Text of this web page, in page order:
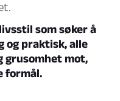
som søker å
og praktisk, alle
grusomhet mot,
formål.